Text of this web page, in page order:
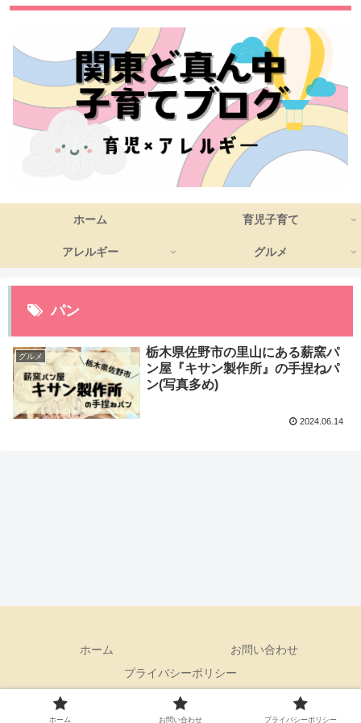
ホーム 育児子育て
アレルギー グルメ
パン
グルメ
栃木県佐野市の里山にある薪窯パ
ン屋『キサン製作所』の手捏ねパ
ン(写真多め)
2024.06.14
ホーム
お問い合わせ
プライバシーポリシー
Copyright © 2019 関東ど真ん中子育てブログ All Rights Reserved.
ホーム お問い合わせ プライバシーポリシー